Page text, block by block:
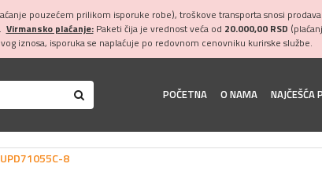
pouzećem prilikom isporuke robe), troškove transporta snosi
Virmansko plaćanje:Paketi čija je vrednost veća od 20.000,00 RSD
iznosa, isporuka se naplaćuje po redovnom cenovniku kurirske službe.
POČETNA O NAMA NAJČEŠĆA
UPD71055C-8